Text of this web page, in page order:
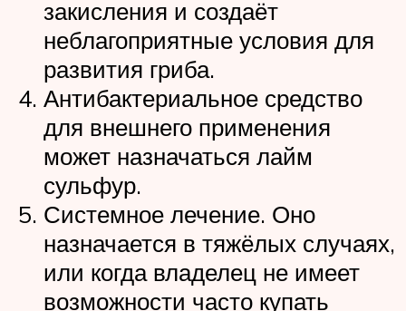
закисления и создаёт
неблагоприятные условия для
развития гриба.
Антибактериальное средство
для внешнего применения
может назначаться лайм
сульфур.
Системное лечение. Оно
назначается в тяжёлых случаях,
или когда владелец не имеет
возможности часто купать